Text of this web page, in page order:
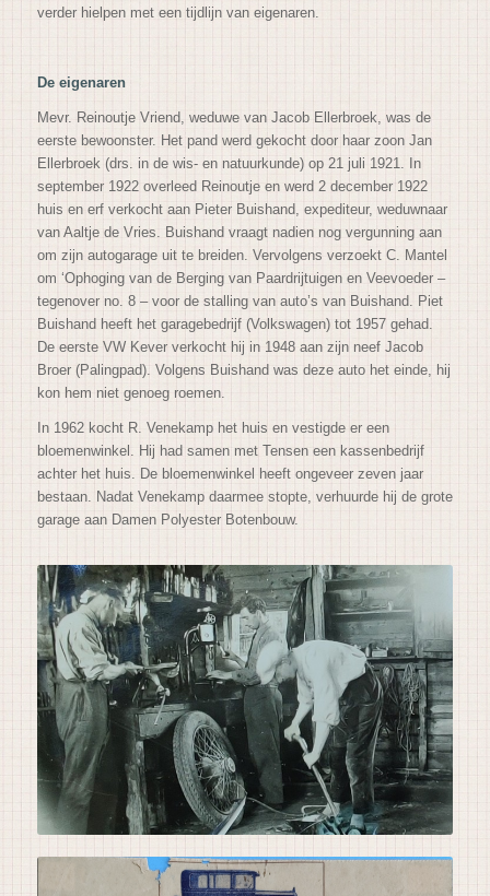
verder hielpen met een tijdlijn van eigenaren.
De eigenaren
Mevr. Reinoutje Vriend, weduwe van Jacob Ellerbroek, was de
eerste bewoonster. Het pand werd gekocht door haar zoon Jan
Ellerbroek (drs. in de wis- en natuurkunde) op 21 juli 1921. In
september 1922 overleed Reinoutje en werd 2 december 1922
huis en erf verkocht aan Pieter Buishand, expediteur, weduwnaar
van Aaltje de Vries. Buishand vraagt nadien nog vergunning aan
om zijn autogarage uit te breiden. Vervolgens verzoekt C. Mantel
om ‘Ophoging van de Berging van Paardrijtuigen en Veevoeder –
tegenover no. 8 – voor de stalling van auto’s van Buishand. Piet
Buishand heeft het garagebedrijf (Volkswagen) tot 1957 gehad.
De eerste VW Kever verkocht hij in 1948 aan zijn neef Jacob
Broer (Palingpad). Volgens Buishand was deze auto het einde, hij
kon hem niet genoeg roemen.
In 1962 kocht R. Venekamp het huis en vestigde er een
bloemenwinkel. Hij had samen met Tensen een kassenbedrijf
achter het huis. De bloemenwinkel heeft ongeveer zeven jaar
bestaan. Nadat Venekamp daarmee stopte, verhuurde hij de grote
garage aan Damen Polyester Botenbouw.